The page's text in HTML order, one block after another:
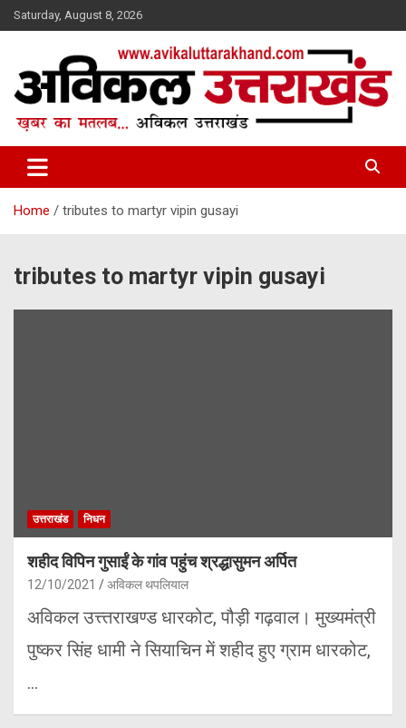
Skip
to
Saturday, August 8, 2026
Avikal Uttarakhand
Home tributes to martyr vipin gusayi
tributes to martyr vipin gusayi
उत्तराखंड निधन
शहीद विपिन गुसाईं के गांव पहुंच श्रद्धासुमन अर्पित
12/10/2021 अविकल थपलियाल
अविकल उत्त्तराखण्ड धारकोट, पौड़ी गढ़वाल। मुख्यमंत्री
पुष्कर सिंह धामी ने सियाचिन में शहीद हुए ग्राम धारकोट,
…